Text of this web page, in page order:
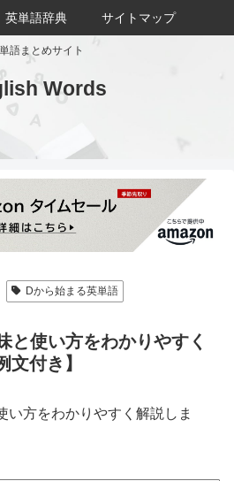
語まとめサイト
Words
英単語辞典 サイトマップ
Dから始まる英単語
と使い方をわかりやすく
文付き】
い方をわかりやすく解説しま